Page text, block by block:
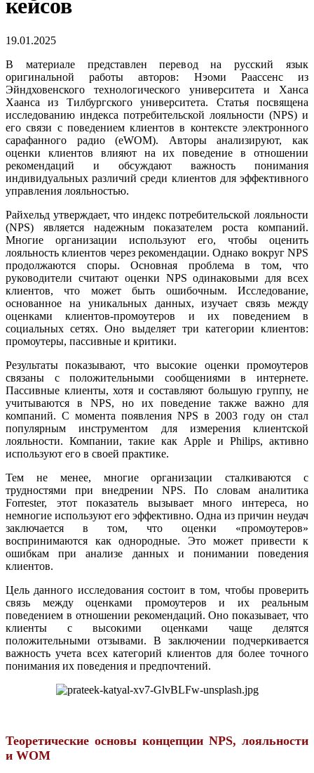
кейсов
19.01.2025
В материале представлен перевод на русский язык
оригинальной работы авторов: Нэоми Раассенс из
Эйндховенского технологического университета и Ханса
Хаанса из Тилбургского университета. Статья посвящена
исследованию индекса потребительской лояльности (NPS) и
его связи с поведением клиентов в контексте электронного
сарафанного радио (eWOM). Авторы анализируют, как
оценки клиентов влияют на их поведение в отношении
рекомендаций и обсуждают важность понимания
индивидуальных различий среди клиентов для эффективного
управления лояльностью.
Райхельд утверждает, что индекс потребительской лояльности
(NPS) является надежным показателем роста компаний.
Многие организации используют его, чтобы оценить
лояльность клиентов через рекомендации. Однако вокруг NPS
продолжаются споры. Основная проблема в том, что
руководители считают оценки NPS одинаковыми для всех
клиентов, что может быть ошибочным. Исследование,
основанное на уникальных данных, изучает связь между
оценками клиентов-промоутеров и их поведением в
социальных сетях. Оно выделяет три категории клиентов:
промоутеры, пассивные и критики.
Результаты показывают, что высокие оценки промоутеров
связаны с положительными сообщениями в интернете.
Пассивные клиенты, хотя и составляют большую группу, не
учитываются в NPS, но их поведение также важно для
компаний. С момента появления NPS в 2003 году он стал
популярным инструментом для измерения клиентской
лояльности. Компании, такие как Apple и Philips, активно
используют его в своей практике.
Тем не менее, многие организации сталкиваются с
трудностями при внедрении NPS. По словам аналитика
Forrester, этот показатель вызывает много интереса, но
немногие используют его эффективно. Одна из причин неудач
заключается в том, что оценки «промоутеров»
воспринимаются как однородные. Это может привести к
ошибкам при анализе данных и понимании поведения
клиентов.
Цель данного исследования состоит в том, чтобы проверить
связь между оценками промоутеров и их реальным
поведением в отношении рекомендаций. Оно показывает, что
клиенты с высокими оценками чаще делятся
положительными отзывами. В заключении подчеркивается
важность учета всех категорий клиентов для более точного
понимания их поведения и предпочтений.
Теоретические основы концепции NPS, лояльности
и WOM